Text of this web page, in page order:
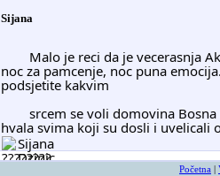
Sijana
noc za pamcenje, noc puna
podsjetite kakvim
hvala svima koji su dosli i uvelicali
Sijana
Dzinic
Početna |